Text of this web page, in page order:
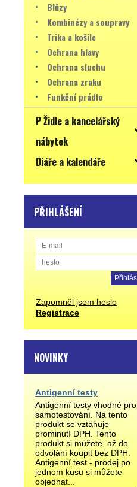
Blůzy
Kombinézy a soupravy
Trika a košile
Ochrana hlavy
Ochrana sluchu
Ochrana zraku
Funkční prádlo
P Židle a kancelářský
nábytek
Diáře a kalendáře
PŘIHLÁŠENÍ
Zapomněl jsem heslo
Registrace
NOVINKY
Antigenní testy
Antigenní testy vhodné pro
samotestování. Na tento
produkt se vztahuje
prominutí DPH. Tento
produkt si můžete, až do
odvolání koupit bez DPH.
Antigenní test - prodej po
jednom kusu si můžete
objednat...